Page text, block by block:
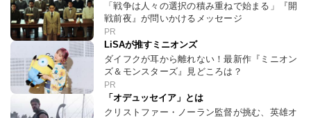
「戦争は人々の選択の積み重ねで始まる」『開
戦前夜』が問いかけるメッセージ
PR
LiSAが推すミニオンズ
ダイフクが耳から離れない！最新作『ミニオン
ズ＆モンスターズ』見どころは？
PR
「オデュッセイア」とは
クリストファー・ノーラン監督が挑む、英雄オ